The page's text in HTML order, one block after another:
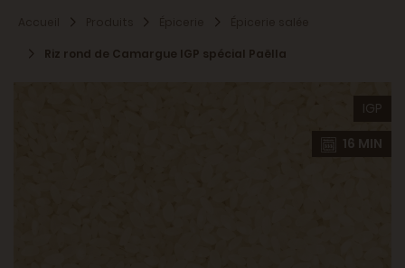
Riz rond de Camargue IGP spécial Paëlla
IGP
16 MIN